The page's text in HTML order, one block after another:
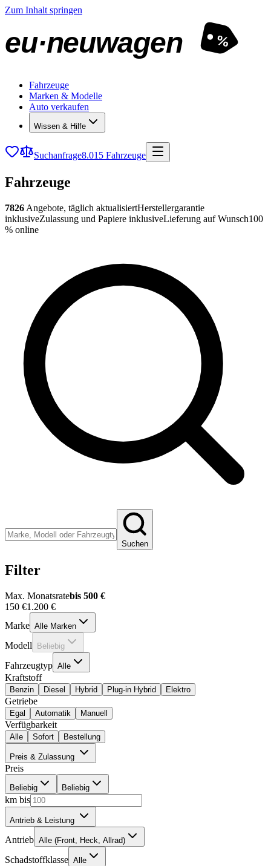
Zum Inhalt springen
eu·neuwagen %
Fahrzeuge
Marken & Modelle
Auto verkaufen
Wissen & Hilfe
Suchanfrage8.015 Fahrzeuge
Fahrzeuge
7826 Angebote, täglich aktualisiertHerstellergarantie
inklusiveZulassung und Papiere inklusiveLieferung auf Wunsch100
% online
Suchen
Filter
Max. Monatsratebis 500 €
150 €1.200 €
Marke Alle Marken
Modell Beliebig
Fahrzeugtyp Alle
Kraftstoff
Benzin Diesel Hybrid Plug-in Hybrid Elektro
Getriebe
Egal Automatik Manuell
Verfügbarkeit
Alle Sofort Bestellung
Preis & Zulassung
Preis
Beliebig Beliebig
km bis
Antrieb & Leistung
Antrieb Alle (Front, Heck, Allrad)
Schadstoffklasse Alle